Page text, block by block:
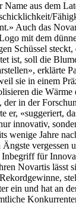
Name aus dem
Auch das
mit dem
Schüssel
ist, soll die
erklärte
sie in einem
die Wärme
der in der
er, «suggeriert,
innovativ,
wenige Jahre
Ängste vergessen
für
Novartis lässt
ein und hat an